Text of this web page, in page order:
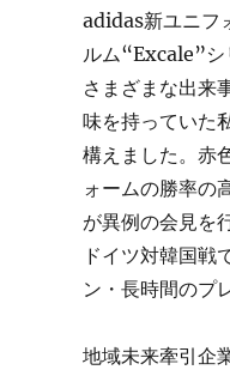
adidas新ユニフ
ルム“Excale”シ
さまざまな出来
味を持っていた
構えました。赤
ォームの勝率の
が異例の会見を
ドイツ対韓国戦
ン・長時間のプ
地域未来牽引企